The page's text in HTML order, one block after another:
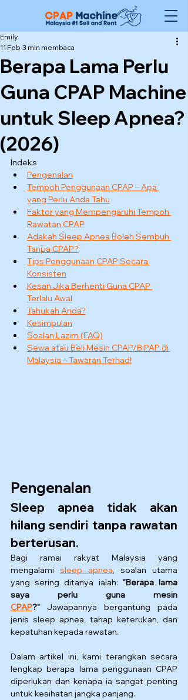
Berapa Lama Perlu
Guna CPAP Machine
untuk Sleep Apnea?
(2026)
Emily
11 Feb 3 min membaca
Indeks
Pengenalan
Tempoh Penggunaan CPAP – Apa
yang Perlu Anda Tahu
Faktor yang Mempengaruhi Tempoh
Rawatan CPAP
Adakah Sleep Apnea Boleh Sembuh
Tanpa CPAP?
Tips Penggunaan CPAP Secara
Konsisten
Kesan Jika Berhenti Guna CPAP
Terlalu Awal
Tahukah Anda?
Kesimpulan
Soalan Lazim (FAQ)
Sewa atau Beli Mesin CPAP/BiPAP di
Malaysia – Tawaran Terhad!
Pengenalan
Sleep apnea tidak akan
hilang sendiri tanpa rawatan
berterusan.
Bagi ramai rakyat Malaysia yang
mengalami sleep apnea, soalan utama
yang sering ditanya ialah: "Berapa lama
CPAP?" Jawapannya bergantung pada
jenis sleep apnea, tahap keterukan, dan
kepatuhan kepada rawatan.
Dalam artikel ini, kami terangkan secara
lengkap berapa lama penggunaan CPAP
diperlukan dan kenapa ia sangat penting
untuk kesihatan jangka panjang.